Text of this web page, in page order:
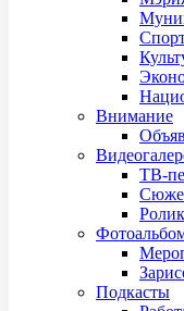
Внимание
ТВ-
Ролик
Подкасты